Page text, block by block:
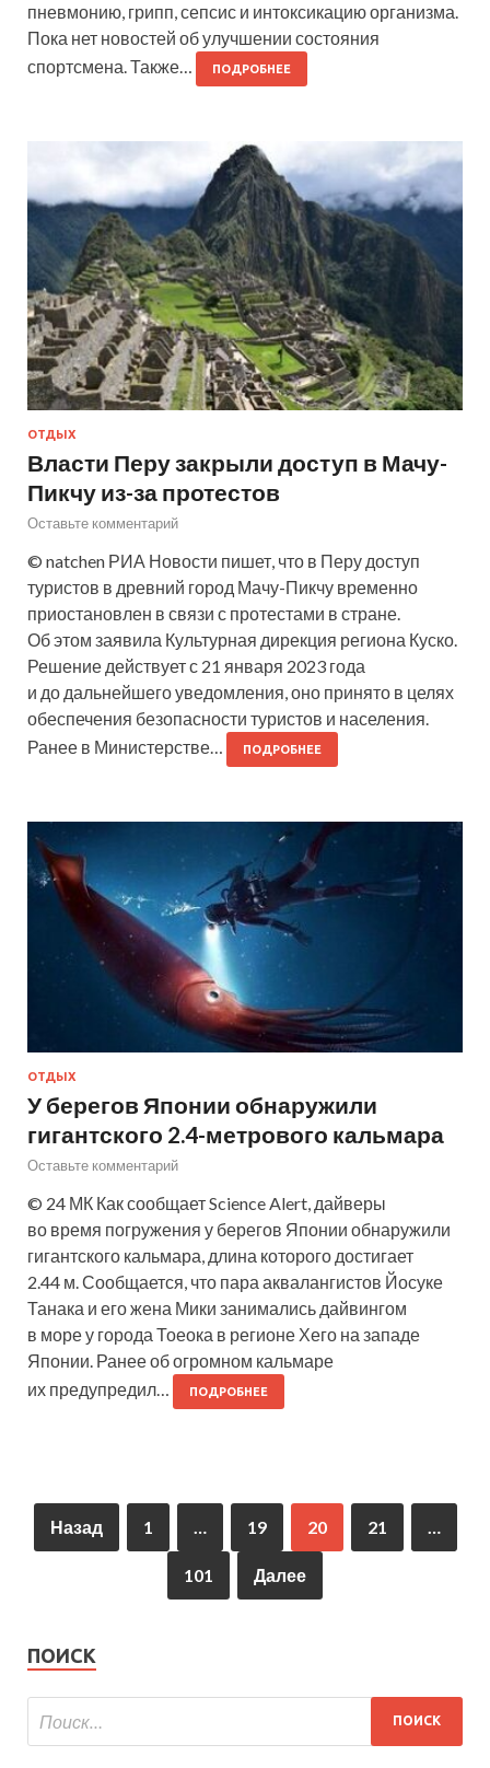
пневмонию, грипп, сепсис и интоксикацию организма.
Пока нет новостей об улучшении состояния
спортсмена. Также…
ПОДРОБНЕЕ
ОТДЫХ
Власти Перу закрыли доступ в Мачу-
Пикчу из-за протестов
Оставьте комментарий
© natchen РИА Новости пишет, что в Перу доступ
туристов в древний город Мачу-Пикчу временно
приостановлен в связи с протестами в стране.
Об этом заявила Культурная дирекция региона Куско.
Решение действует с 21 января 2023 года
и до дальнейшего уведомления, оно принято в целях
обеспечения безопасности туристов и населения.
Ранее в Министерстве…
ПОДРОБНЕЕ
ОТДЫХ
У берегов Японии обнаружили
гигантского 2.4-метрового кальмара
Оставьте комментарий
© 24 МК Как сообщает Science Alert, дайверы
во время погружения у берегов Японии обнаружили
гигантского кальмара, длина которого достигает
2.44 м. Сообщается, что пара аквалангистов Йосуке
Танака и его жена Мики занимались дайвингом
в море у города Тоеока в регионе Хего на западе
Японии. Ранее об огромном кальмаре
их предупредил…
ПОДРОБНЕЕ
Назад 1 19 20 21
101 Далее
ПОИСК